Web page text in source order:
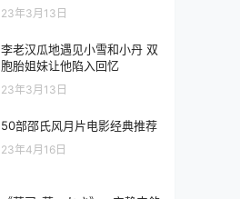
23年3月13日
李老汉瓜地遇见小雪和小丹 双
胞胎姐妹让他陷入回忆
23年3月13日
50部邵氏风月片电影经典推荐
23年4月16日